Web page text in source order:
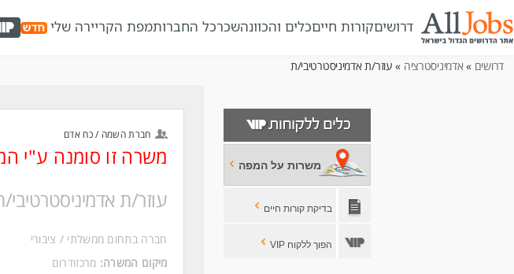
דרושיםקורות חייםכלים והכוונהשכרכל החברותמפת הקריירה שלי
דרושים » אדמיניסטרציה » עוזר/ת אדמיניסטרטיבי/ת
משרות על המפה
בדיקת קורות חיים
הפוך ללקוח VIP
חברת השמה / כח אדם
משרה זו סומנה ע"י
עוזר/ת
חברה בתחום ממשלתי / ציבורי
מיקום המשרה: מרכזודרום